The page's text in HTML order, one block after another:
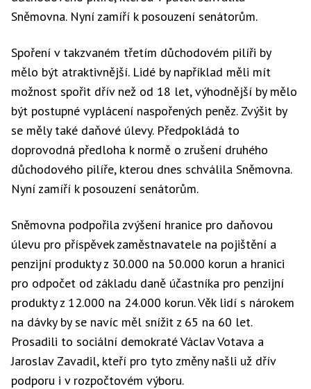
Sněmovna. Nyní zamíří k posouzení senátorům.
Spoření v takzvaném třetím důchodovém pilíři by
mělo být atraktivnější. Lidé by například měli mít
možnost spořit dřív než od 18 let, výhodnější by mělo
být postupné vyplácení naspořených peněz. Zvýšit by
se měly také daňové úlevy. Předpokládá to
doprovodná předloha k normě o zrušení druhého
důchodového pilíře, kterou dnes schválila Sněmovna.
Nyní zamíří k posouzení senátorům.
Sněmovna podpořila zvýšení hranice pro daňovou
úlevu pro příspěvek zaměstnavatele na pojištění a
penzijní produkty z 30.000 na 50.000 korun a hranici
pro odpočet od základu daně účastníka pro penzijní
produkty z 12.000 na 24.000 korun. Věk lidí s nárokem
na dávky by se navíc měl snížit z 65 na 60 let.
Prosadili to sociální demokraté Václav Votava a
Jaroslav Zavadil, kteří pro tyto změny našli už dřív
podporu i v rozpočtovém výboru.